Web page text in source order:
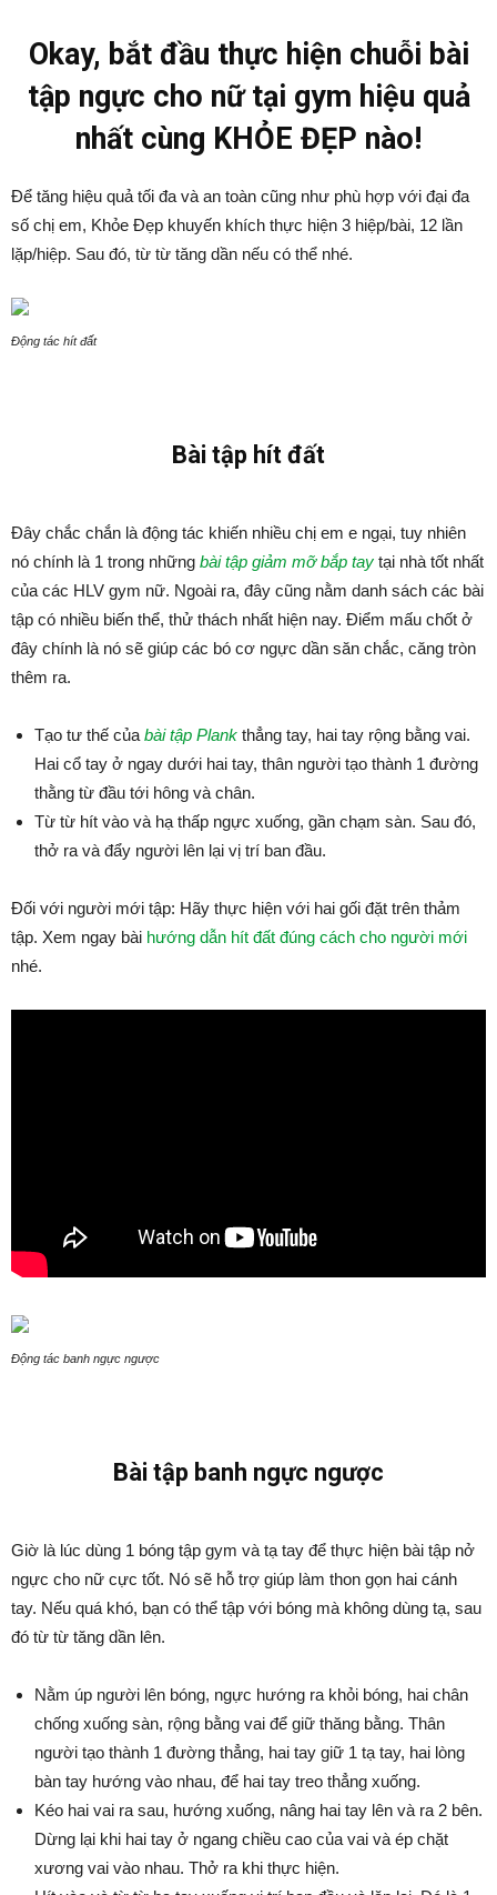
Okay, bắt đầu thực hiện chuỗi bài
tập ngực cho nữ tại gym hiệu quả
nhất cùng KHỎE ĐẸP nào!
Để tăng hiệu quả tối đa và an toàn cũng như phù hợp với đại đa
số chị em, Khỏe Đẹp khuyến khích thực hiện 3 hiệp/bài, 12 lần
lặp/hiệp. Sau đó, từ từ tăng dần nếu có thể nhé.
Động tác hít đất
Bài tập hít đất
Đây chắc chắn là động tác khiến nhiều chị em e ngại, tuy nhiên
nó chính là 1 trong những bài tập giảm mỡ bắp tay tại nhà tốt nhất
của các HLV gym nữ. Ngoài ra, đây cũng nằm danh sách các bài
tập có nhiều biến thể, thử thách nhất hiện nay. Điểm mấu chốt ở
đây chính là nó sẽ giúp các bó cơ ngực dần săn chắc, căng tròn
thêm ra.
Tạo tư thế của bài tập Plank thẳng tay, hai tay rộng bằng vai.
Hai cổ tay ở ngay dưới hai tay, thân người tạo thành 1 đường
thằng từ đầu tới hông và chân.
Từ từ hít vào và hạ thấp ngực xuống, gần chạm sàn. Sau đó,
thở ra và đẩy người lên lại vị trí ban đầu.
Đối với người mới tập: Hãy thực hiện với hai gối đặt trên thảm
tập. Xem ngay bài hướng dẫn hít đất đúng cách cho người mới
nhé.
Động tác banh ngực ngược
Bài tập banh ngực ngược
Giờ là lúc dùng 1 bóng tập gym và tạ tay để thực hiện bài tập nở
ngực cho nữ cực tốt. Nó sẽ hỗ trợ giúp làm thon gọn hai cánh
tay. Nếu quá khó, bạn có thể tập với bóng mà không dùng tạ, sau
đó từ từ tăng dần lên.
Nằm úp người lên bóng, ngực hướng ra khỏi bóng, hai chân
chống xuống sàn, rộng bằng vai để giữ thăng bằng. Thân
người tạo thành 1 đường thẳng, hai tay giữ 1 tạ tay, hai lòng
bàn tay hướng vào nhau, để hai tay treo thẳng xuống.
Kéo hai vai ra sau, hướng xuống, nâng hai tay lên và ra 2 bên.
Dừng lại khi hai tay ở ngang chiều cao của vai và ép chặt
xương vai vào nhau. Thở ra khi thực hiện.